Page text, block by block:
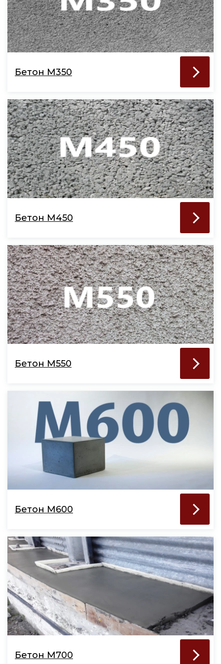
Бетон М350
Бетон М450
Бетон М550
Бетон М600
Бетон М700